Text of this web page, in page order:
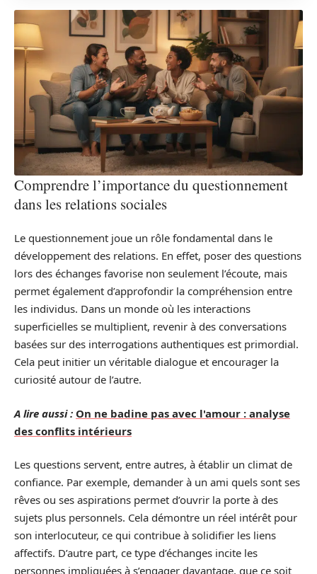
Comprendre l’importance du questionnement
dans les relations sociales
Le questionnement joue un rôle fondamental dans le
développement des relations. En effet, poser des questions
lors des échanges favorise non seulement l’écoute, mais
permet également d’approfondir la compréhension entre
les individus. Dans un monde où les interactions
superficielles se multiplient, revenir à des conversations
basées sur des interrogations authentiques est primordial.
Cela peut initier un véritable dialogue et encourager la
curiosité autour de l’autre.
A lire aussi : On ne badine pas avec l'amour : analyse
des conflits intérieurs
Les questions servent, entre autres, à établir un climat de
confiance. Par exemple, demander à un ami quels sont ses
rêves ou ses aspirations permet d’ouvrir la porte à des
sujets plus personnels. Cela démontre un réel intérêt pour
son interlocuteur, ce qui contribue à solidifier les liens
affectifs. D’autre part, ce type d’échanges incite les
personnes impliquées à s’engager davantage, que ce soit